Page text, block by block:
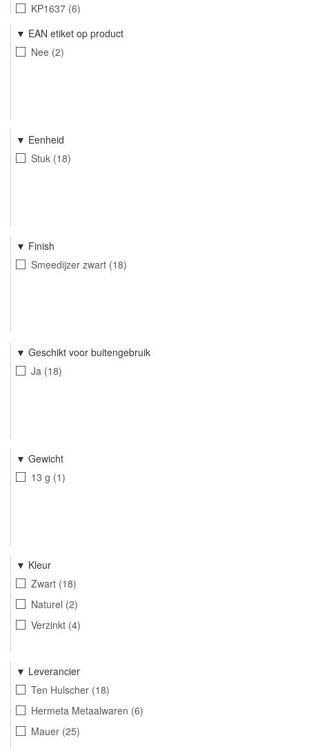
KP1637 6
EAN etiket op product
Nee 2
Eenheid
Stuk 18
Finish
Smeedijzer zwart 18
Geschikt voor buitengebruik
Ja 18
Gewicht
13 g 1
Kleur
Zwart 18
Naturel 2
Verzinkt 4
Leverancier
Ten Hulscher 18
Hermeta Metaalwaren 6
Mauer 25